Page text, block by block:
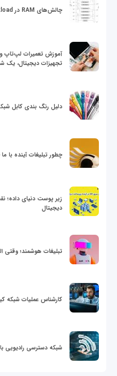
چالش‌های RAM در Workloadهای محاسباتی HPC
آموزش تعمیرات لپ‌تاپ و
تجهیزات دیجیتال، یک
دلیل رنگ بندی کابل
چطور تبلیغات آینده با
دیجیتال
تبلیغات هوشمند؛ وقتی
کارشناس عملیات شبکه
شبکه دسترسی رادیویی